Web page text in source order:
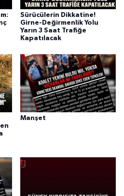
Sürücülerin Dikkatine!
Girne-Değirmenlik Yolu
Yarın 3 Saat Trafiğe
Kapatılacak
Manşet